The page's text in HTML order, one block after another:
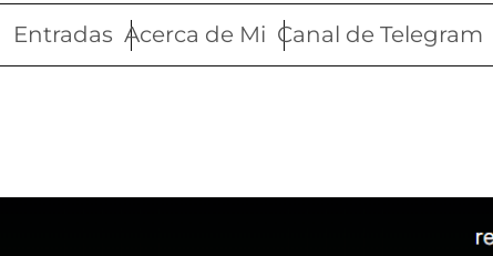
Entradas Acerca de Mi Canal de Telegram